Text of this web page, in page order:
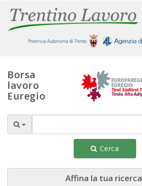
Borsa
lavoro
Euregio
Cerca
Affina la tua ricerca